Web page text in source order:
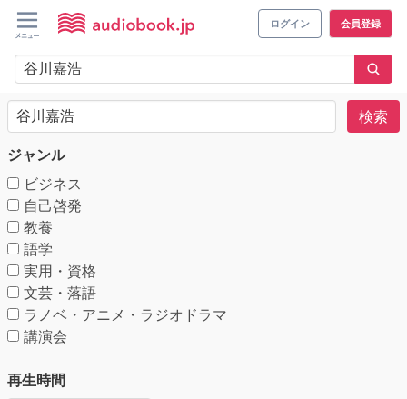
ログイン 会員登録
検索
ジャンル
ビジネス
自己啓発
教養
語学
実用・資格
文芸・落語
ラノベ・アニメ・ラジオドラマ
講演会
再生時間